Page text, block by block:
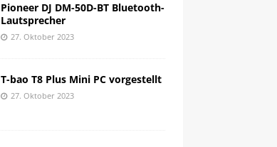
Pioneer DJ DM-50D-BT Bluetooth-
Lautsprecher
27. Oktober 2023
T-bao T8 Plus Mini PC vorgestellt
27. Oktober 2023